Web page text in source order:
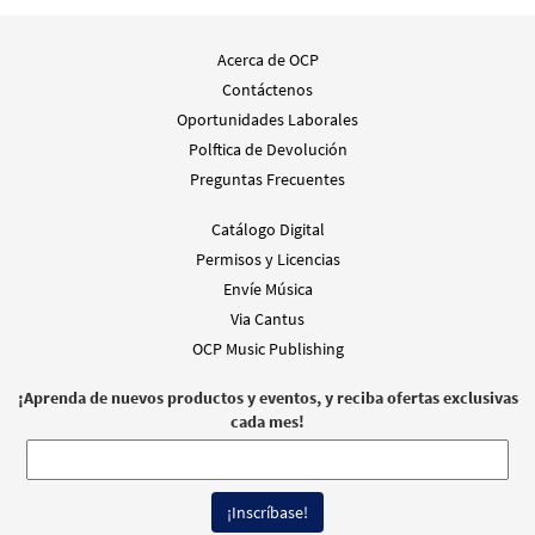
Revised with the new Misal Romano text
ENVÍO Cant Min
Llame para ordenar
Revised with the new Misal Romano text
DIGITAL
Agregar al carrito
Misa Santa Fe -Choral Only [Partitura -
Descargue]
Muestra
DIGITAL Cant Min
Acerca de OCP
Contáctenos
Oportunidades Laborales
Polftica de Devolución
Preguntas Frecuentes
Catálogo Digital
Permisos y Licencias
Envíe Música
Via Cantus
OCP Music Publishing
¡Aprenda de nuevos productos y eventos, y reciba ofertas exclusivas
cada mes!